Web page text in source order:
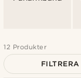
12 Produkter
FILTRERA